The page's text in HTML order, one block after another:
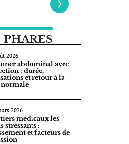
2026
abdominal avec
: durée,
et retour à la
normale
2026
médicaux les
stressants :
et facteurs de